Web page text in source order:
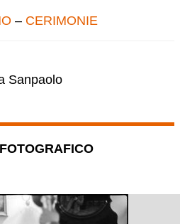
– CERIMONIE
Sanpaolo